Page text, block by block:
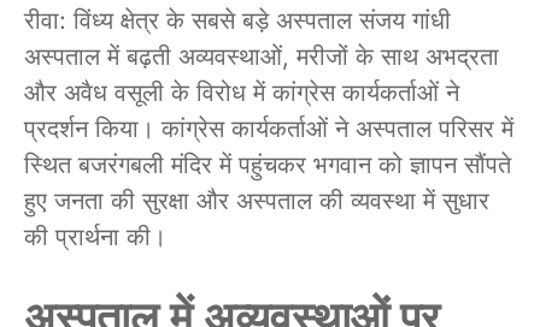
रीवा: विंध्य क्षेत्र के सबसे बड़े अस्पताल संजय गांधी
अस्पताल में बढ़ती अव्यवस्थाओं, मरीजों के साथ अभद्रता
और अवैध वसूली के विरोध में कांग्रेस कार्यकर्ताओं ने
प्रदर्शन किया। कांग्रेस कार्यकर्ताओं ने अस्पताल परिसर में
स्थित बजरंगबली मंदिर में पहुंचकर भगवान को ज्ञापन सौंपते
हुए जनता की सुरक्षा और अस्पताल की व्यवस्था में सुधार
की प्रार्थना की।